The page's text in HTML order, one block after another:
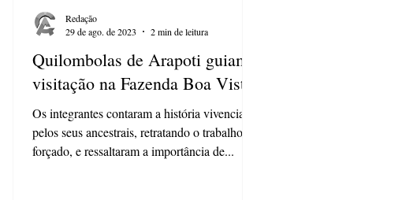
Quilombolas de Arapoti guiam
visitação na Fazenda Boa Vista
Os integrantes contaram a história vivenciada
pelos seus ancestrais, retratando o trabalho
forçado, e ressaltaram a importância de...
Redação
29 de ago. de 2023
2 min de leitura